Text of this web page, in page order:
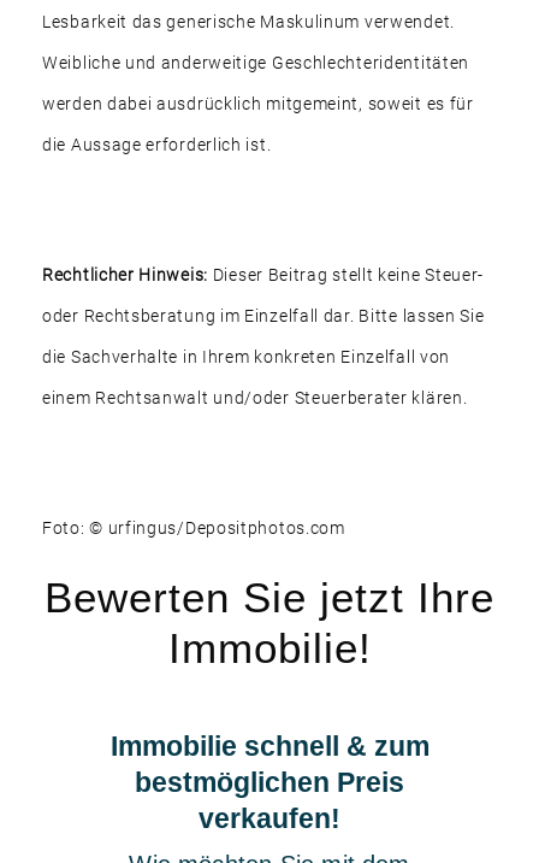
Lesbarkeit das generische Maskulinum verwendet.
Weibliche und anderweitige Geschlechteridentitäten
werden dabei ausdrücklich mitgemeint, soweit es für
die Aussage erforderlich ist.
Rechtlicher Hinweis: Dieser Beitrag stellt keine Steuer-
oder Rechtsberatung im Einzelfall dar. Bitte lassen Sie
die Sachverhalte in Ihrem konkreten Einzelfall von
einem Rechtsanwalt und/oder Steuerberater klären.
Foto: © urfingus/Depositphotos.com
Bewerten Sie jetzt Ihre
Immobilie!